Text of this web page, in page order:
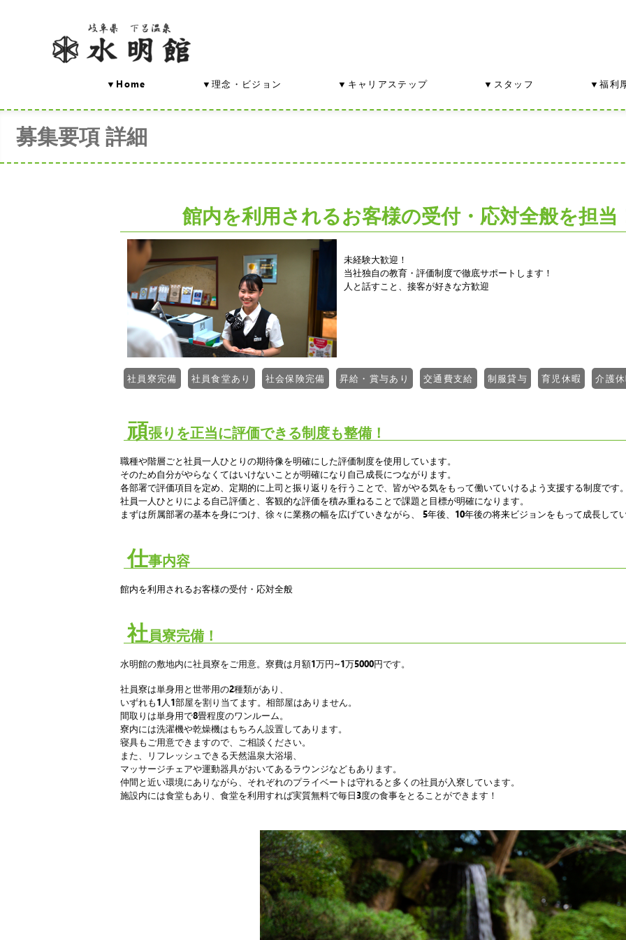
▼Home ▼理念・ビジョン ▼キャリアステップ ▼スタッフ ▼福利
募集要項 詳細
館内を利用されるお客様の受付・応対全般を担
未経験大歓迎！
当社独自の教育・評価制度で徹底サポートします！
人と話すこと、接客が好きな方歓迎
社員寮完備 社員食堂あり 社会保険完備 昇給・賞与あり 交通費支給 制服貸与 育児休暇 介護
頑張りを正当に評価できる制度も整備！
職種や階層ごと社員一人ひとりの期待像を明確にした評価制度を使用しています。
そのため自分がやらなくてはいけないことが明確になり自己成長につながります。
各部署で評価項目を定め、定期的に上司と振り返りを行うことで、皆がやる気をもって働いていけるよう支援する制度です。
社員一人ひとりによる自己評価と、客観的な評価を積み重ねることで課題と目標が明確になります。
まずは所属部署の基本を身につけ、徐々に業務の幅を広げていきながら、 5年後、10年後の将来ビジョンをもって成長して
仕事内容
館内を利用されるお客様の受付・応対全般
社員寮完備！
水明館の敷地内に社員寮をご用意。寮費は月額1万円~1万5000円です。
社員寮は単身用と世帯用の2種類があり、
いずれも1人1部屋を割り当てます。相部屋はありません。
間取りは単身用で8畳程度のワンルーム。
寮内には洗濯機や乾燥機はもちろん設置してあります。
寝具もご用意できますので、ご相談ください。
また、リフレッシュできる天然温泉大浴場、
マッサージチェアや運動器具がおいてあるラウンジなどもあります。
仲間と近い環境にありながら、それぞれのプライベートは守れると多くの社員が入寮しています。
施設内には食堂もあり、 食堂を利用すれば実質無料で毎日3度の食事をとることができます！